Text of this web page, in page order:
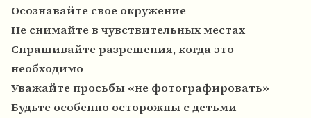
Осознавайте свое окружение
Не снимайте в чувствительных местах
Спрашивайте разрешения, когда это
необходимо
Уважайте просьбы «не фотографировать»
Будьте особенно осторожны с детьми